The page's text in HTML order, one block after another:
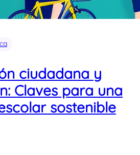
ciudadana y
Claves para una
sostenible